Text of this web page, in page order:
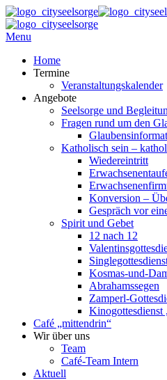
Menu
Home
Termine
Veranstaltungskalender
Angebote
Seelsorge und
Fragen rund um den
Katholisch sein –
Wiedereintritt
Konversion –
Gespräch vor
Spirit und Gebet
12 nach 12
Kosmas-und-
Abrahamssegen
Zamperl-
Kinogottesdienst
Café „mittendrin“
Wir über uns
Team
Café-Team Intern
Aktuell